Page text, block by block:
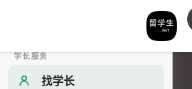
学长服务
找学长